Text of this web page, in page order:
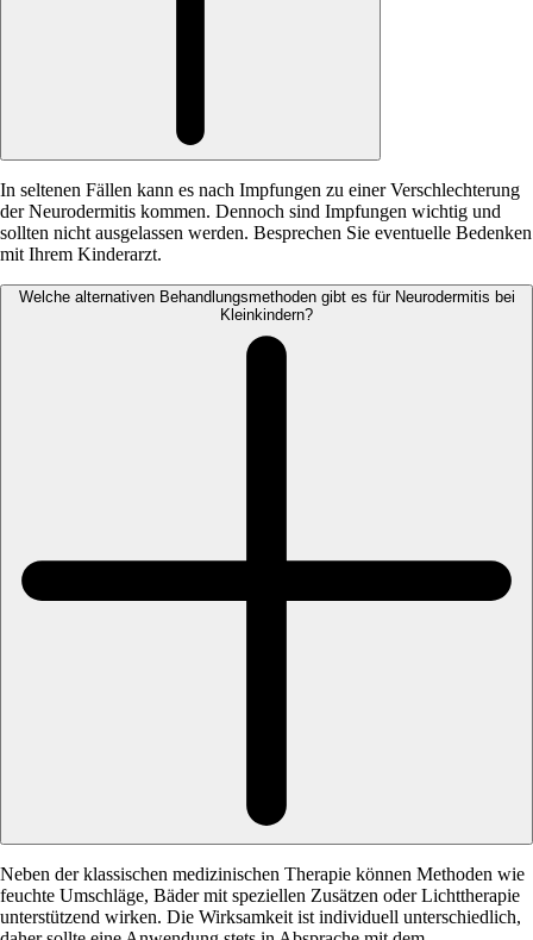
In seltenen Fällen kann es nach Impfungen zu einer Verschlechterung
der Neurodermitis kommen. Dennoch sind Impfungen wichtig und
sollten nicht ausgelassen werden. Besprechen Sie eventuelle Bedenken
mit Ihrem Kinderarzt.
Welche alternativen Behandlungsmethoden gibt es für Neurodermitis bei
Kleinkindern?
Neben der klassischen medizinischen Therapie können Methoden wie
feuchte Umschläge, Bäder mit speziellen Zusätzen oder Lichttherapie
unterstützend wirken. Die Wirksamkeit ist individuell unterschiedlich,